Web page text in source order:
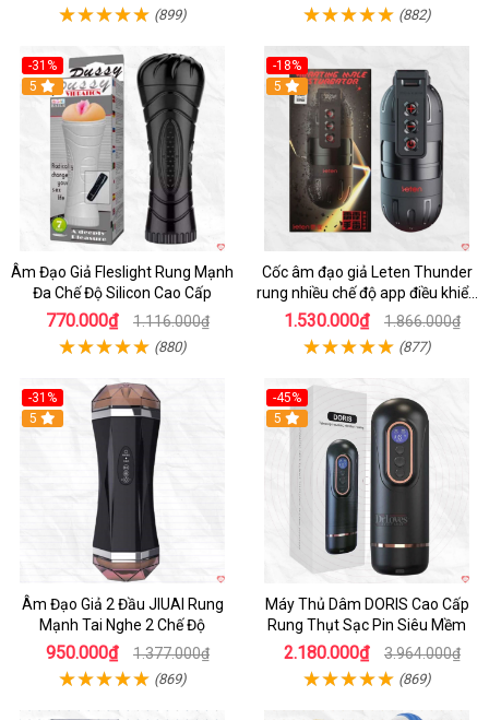
(899) (882)
-31%
5
Âm Đạo Giả Fleslight Rung Mạnh
Đa Chế Độ Silicon Cao Cấp
770.000₫ 1.116.000₫
(880)
-18%
5
Cốc âm đạo giả Leten Thunder
rung nhiều chế độ app điều khiển
tiện lợi
1.530.000₫ 1.866.000₫
(877)
-31%
5
Âm Đạo Giả 2 Đầu JIUAI Rung
Mạnh Tai Nghe 2 Chế Độ
950.000₫ 1.377.000₫
(869)
-45%
Hot
5
Máy Thủ Dâm DORIS Cao Cấp
Rung Thụt Sạc Pin Siêu Mềm
2.180.000₫ 3.964.000₫
(869)